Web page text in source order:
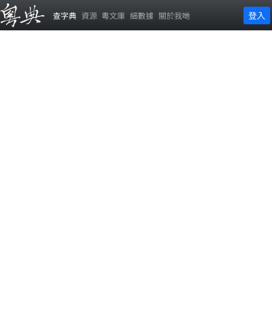
查字典 資源 粵文庫 細數據 關於我哋 登入